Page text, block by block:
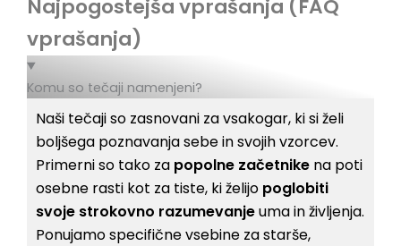
Najpogostejša vprašanja (FAQ
vprašanja)
Komu so tečaji namenjeni?
Naši tečaji so zasnovani za vsakogar, ki si želi
boljšega poznavanja sebe in svojih vzorcev.
Primerni so tako za popolne začetnike na poti
osebne rasti kot za tiste, ki želijo poglobiti
svoje strokovno razumevanjeuma in življenja.
Ponujamo specifične vsebine za starše,